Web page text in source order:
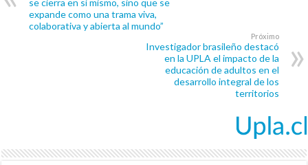
se cierra en sí mismo, sino que se
expande como una trama viva,
colaborativa y abierta al mundo”
Próximo
Investigador brasileño destacó
en la UPLA el impacto de la
educación de adultos en el
desarrollo integral de los
territorios